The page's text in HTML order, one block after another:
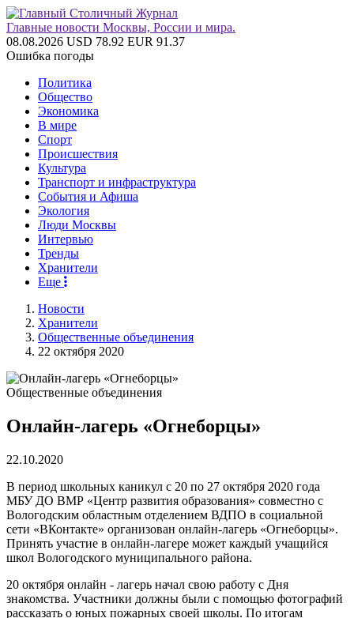
Главные новости Москвы, России и мира.
08.08.2026 USD 78.92 EUR 91.37
Ошибка погоды
Политика
Общество
Экономика
В мире
Спорт
Происшествия
Культура
Транспорт и инфраструктура
События и Афиша
Экология
Люди Москвы
Интервью
Тренды
Хранители
Еще
Новости
Хранители
Общественные объединения
22 октября 2020
Общественные объединения
Онлайн-лагерь «Огнеборцы»
22.10.2020
В период школьных каникул с 20 по 27 октября 2020 года
МБУ ДО ВМР «Центр развития образования» совместно с
Вологодским областным отделением ВДПО в социальной
сети «ВКонтакте» организован онлайн-лагерь «Огнеборцы».
Принять участие в онлайн-лагере может каждый учащийся
школ Вологодского муниципального района.
20 октября онлайн - лагерь начал свою работу с Дня
знакомства. Участники должны были с помощью фотографий
рассказать о юных пожарных своей школы. По итогам